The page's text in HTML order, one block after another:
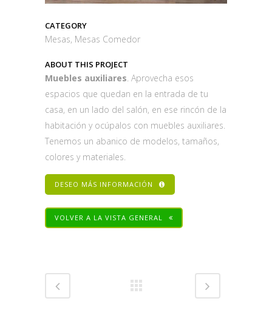
CATEGORY
Mesas, Mesas Comedor
ABOUT THIS PROJECT
Muebles auxiliares . Aprovecha esos
espacios que quedan en la entrada de tu
casa, en un lado del salón, en ese rincón de la
habitación y ocúpalos con muebles auxiliares.
Tenemos un abanico de modelos, tamaños,
colores y materiales.
DESEO MÁS INFORMACIÓN
VOLVER A LA VISTA GENERAL